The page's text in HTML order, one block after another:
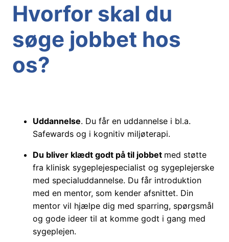
Hvorfor skal du
søge jobbet hos
os?
Uddannelse. Du får en uddannelse i bl.a.
Safewards og i kognitiv miljøterapi.
Du bliver klædt godt på til jobbet med støtte
fra klinisk sygeplejespecialist og sygeplejerske
med specialuddannelse. Du får introduktion
med en mentor, som kender afsnittet. Din
mentor vil hjælpe dig med sparring, spørgsmål
og gode ideer til at komme godt i gang med
sygeplejen.